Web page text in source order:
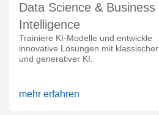
Data Science & Business
Intelligence
Trainiere KI-Modelle und entwickle
innovative Lösungen mit klassischer
und generativer KI.
mehr erfahren